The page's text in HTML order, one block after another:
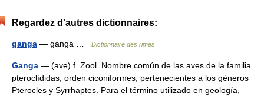
Regardez d'autres dictionnaires:
ganga — ganga … Dictionnaire des rimes
Ganga — (ave) f. Zool. Nombre común de las aves de la familia
pteroclídidas, orden ciconiformes, pertenecientes a los géneros
Pterocles y Syrrhaptes. Para el término utilizado en geología,